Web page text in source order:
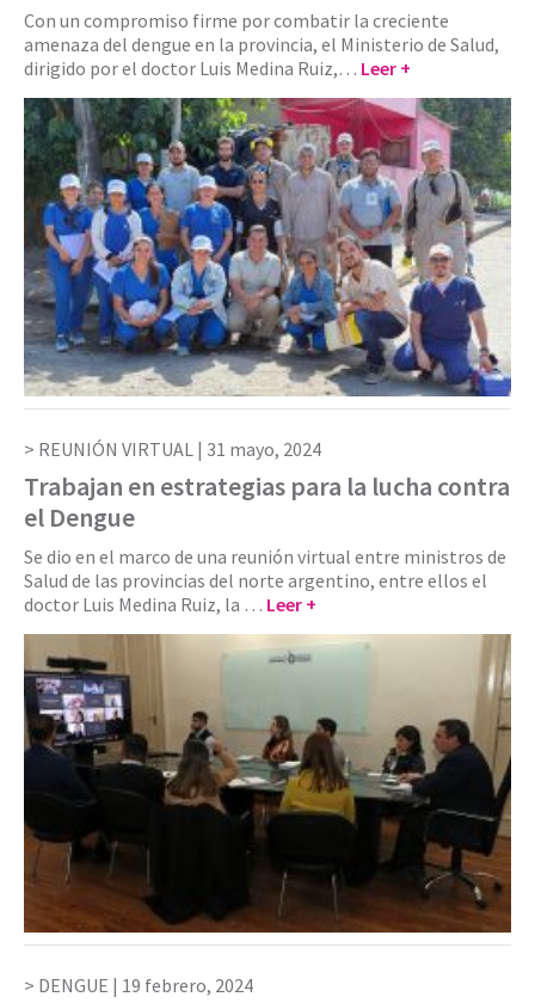
Con un compromiso firme por combatir la creciente
amenaza del dengue en la provincia, el Ministerio de Salud,
dirigido por el doctor Luis Medina Ruiz,… Leer +
REUNIÓN VIRTUAL | 31 mayo, 2024
Trabajan en estrategias para la lucha contra
el Dengue
Se dio en el marco de una reunión virtual entre ministros de
Salud de las provincias del norte argentino, entre ellos el
doctor Luis Medina Ruiz, la … Leer +
DENGUE | 19 febrero, 2024